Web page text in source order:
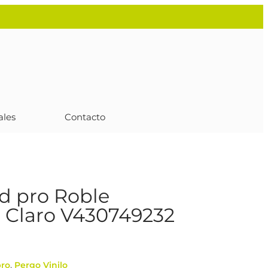
Contacto
pro Roble
V430749232
, Pergo Vinilo